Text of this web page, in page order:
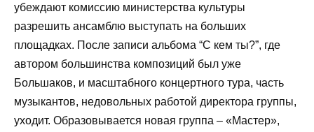
убеждают комиссию министерства культуры
разрешить ансамблю выступать на больших
площадках. После записи альбома “С кем ты?”, где
автором большинства композиций был уже
Большаков, и масштабного концертного тура, часть
музыкантов, недовольных работой директора группы,
уходит. Образовывается новая группа – «Мастер»,